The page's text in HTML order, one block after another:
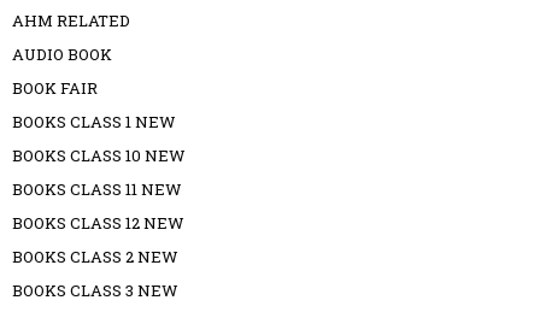
AHM RELATED
AUDIO BOOK
BOOK FAIR
BOOKS CLASS 1 NEW
BOOKS CLASS 10 NEW
BOOKS CLASS 11 NEW
BOOKS CLASS 12 NEW
BOOKS CLASS 2 NEW
BOOKS CLASS 3 NEW